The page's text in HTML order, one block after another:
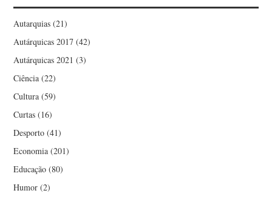
Autarquias (21)
Autárquicas 2017 (42)
Autárquicas 2021 (3)
Ciência (22)
Cultura (59)
Curtas (16)
Desporto (41)
Economia (201)
Educação (80)
Humor (2)